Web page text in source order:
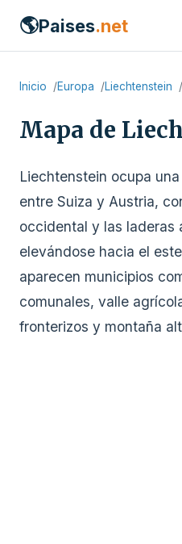
🌎Paises.net
Inicio Europa Liechtenstein
Mapa de
Liechtenstein ocupa
entre Suiza y Austria,
occidental y las laderas
elevándose hacia el
aparecen municipios
comunales, valle
fronterizos y montaña